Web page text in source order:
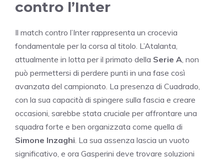
contro l’Inter
Il match contro l’Inter rappresenta un crocevia
fondamentale per la corsa al titolo. L’Atalanta,
attualmente in lotta per il primato della Serie A , non
può permettersi di perdere punti in una fase così
avanzata del campionato. La presenza di Cuadrado,
con la sua capacità di spingere sulla fascia e creare
occasioni, sarebbe stata cruciale per affrontare una
squadra forte e ben organizzata come quella di
Simone Inzaghi . La sua assenza lascia un vuoto
significativo, e ora Gasperini deve trovare soluzioni